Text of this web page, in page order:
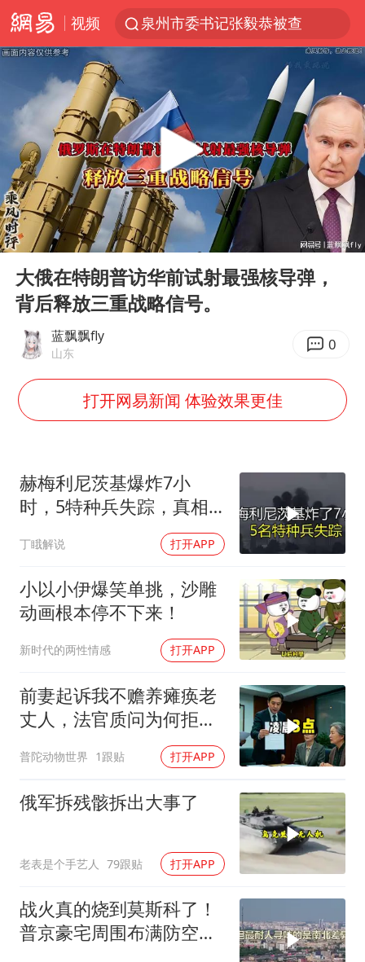
视频
泉州市委书记张毅恭被查
台风白海豚已进入24小时警戒线
胜宏科技：股票交易异常波动
“秋天的第一杯奶茶”6岁了
四川宜宾市高县4.9级地震致1人死亡
上海：台风白海豚或将带来龙卷风
中巨芯：上半年归母净利润1405.77万元
国乒男单横滨冠军赛全军覆没
38岁演员求职万岁山NPC成功
胡彦斌获《歌手2026》歌王
东航：国内客票提前14天免费退改
日本试射“战斧”导弹，国防部回应
夯实基础开新局
Play
00:00 06:53
大俄在特朗普访华前试射最强核导弹，
背后释放三重战略信号。
蓝飘飘fly
山东 0
打开网易新闻 体验效果更佳
赫梅利尼茨基爆炸7小
时，5特种兵失踪，真相
丁睋解说 打开APP
小以小伊爆笑单挑，沙雕
动画根本停不下来！
新时代的两性情感 打开APP
前妻起诉我不赡养瘫痪老
丈人，法官质问为何拒不
普陀动物世界 1跟贴 打开APP
俄军拆残骸拆出大事了
老表是个手艺人 79跟贴 打开APP
战火真的烧到莫斯科了！
普京豪宅周围布满防空